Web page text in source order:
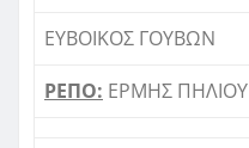
ΕΥΒΟΙΚΟΣ ΓΟΥΒΩΝ
ΡΕΠΟ: ΕΡΜΗΣ ΠΗΛΙΟΥ